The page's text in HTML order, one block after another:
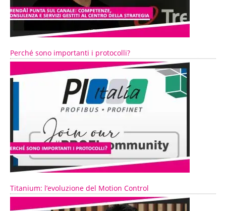
Perché sono importanti i protocolli?
Titanium: l’evoluzione del Motion Control